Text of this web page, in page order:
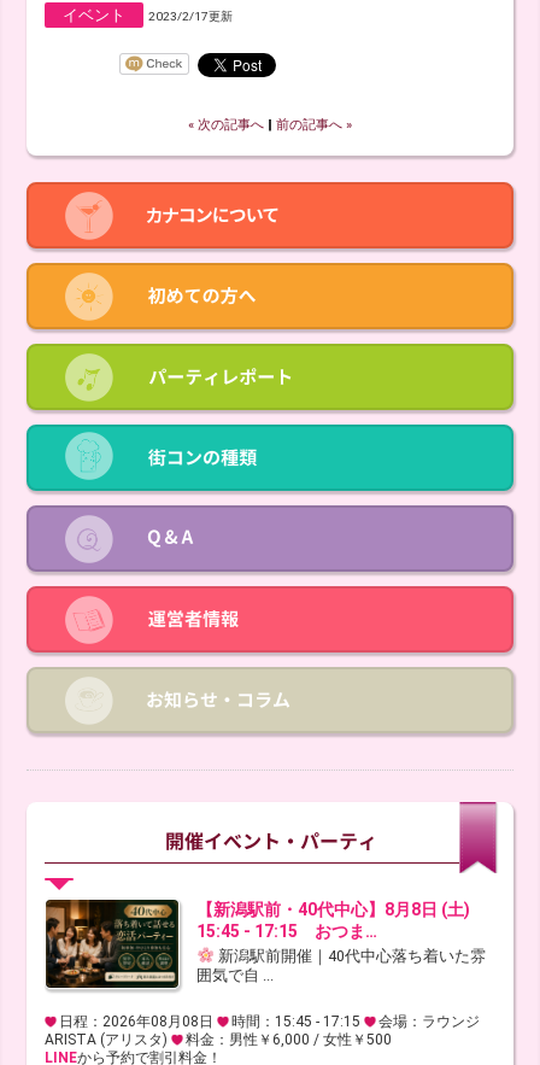
イベント 2023/2/17更新
« 次の記事へ ‖ 前の記事へ »
【新潟駅前・40代中心】8月8日 (土)
15:45 - 17:15 おつま…
新潟駅前開催｜40代中心落ち着いた雰
囲気で自 ...
日程：2026年08月08日 時間：15:45 - 17:15
会場：ラウンジ
ARISTA (アリスタ)
料金：男性￥6,000 / 女性￥500
LINEから予約で割引料金！